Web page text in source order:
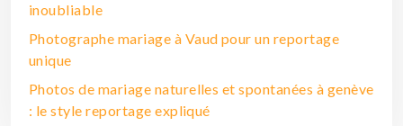
inoubliable
Photographe mariage à Vaud pour un reportage
unique
Photos de mariage naturelles et spontanées à genève
: le style reportage expliqué